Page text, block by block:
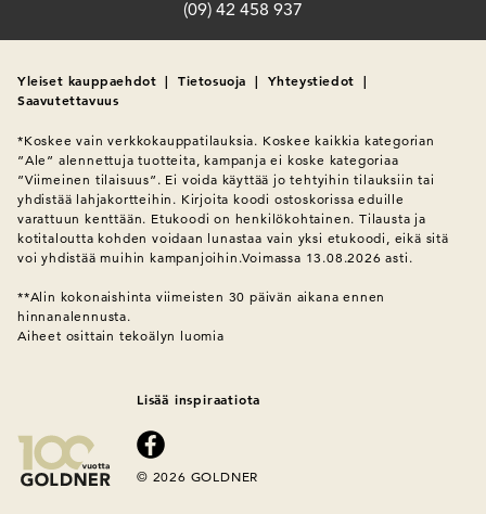
(09) 42 458 937
Yleiset kauppaehdot | Tietosuoja | Yhteystiedot |
Saavutettavuus
*Koskee vain verkkokauppatilauksia. Koskee kaikkia kategorian
”Ale” alennettuja tuotteita, kampanja ei koske kategoriaa
”Viimeinen tilaisuus”. Ei voida käyttää jo tehtyihin tilauksiin tai
yhdistää lahjakortteihin. Kirjoita koodi ostoskorissa eduille
varattuun kenttään. Etukoodi on henkilökohtainen. Tilausta ja
kotitaloutta kohden voidaan lunastaa vain yksi etukoodi, eikä sitä
voi yhdistää muihin kampanjoihin.Voimassa 13.08.2026 asti.
**Alin kokonaishinta viimeisten 30 päivän aikana ennen
hinnanalennusta.
Aiheet osittain tekoälyn luomia
Lisää inspiraatiota
© 2026 GOLDNER